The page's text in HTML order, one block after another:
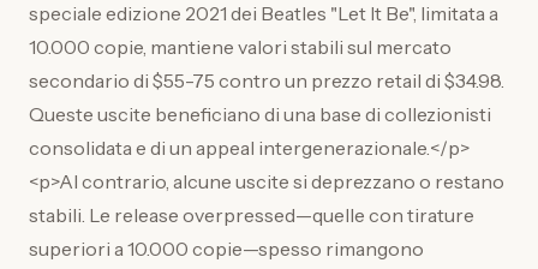
speciale edizione 2021 dei Beatles "Let It Be", limitata a
10.000 copie, mantiene valori stabili sul mercato
secondario di $55-75 contro un prezzo retail di $34.98.
Queste uscite beneficiano di una base di collezionisti
consolidata e di un appeal intergenerazionale.</p>
<p>Al contrario, alcune uscite si deprezzano o restano
stabili. Le release overpressed—quelle con tirature
superiori a 10.000 copie—spesso rimangono